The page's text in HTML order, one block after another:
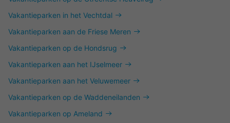
Vakantieparken in het Vechtdal
Vakantieparken aan de Friese Meren
Vakantieparken op de Hondsrug
Vakantieparken aan het IJselmeer
Vakantieparken aan het Veluwemeer
Vakantieparken op de Waddeneilanden
Vakantieparken op Ameland